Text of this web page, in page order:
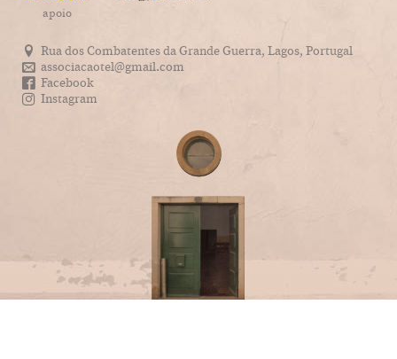
apoio
Rua dos Combatentes da Grande Guerra, Lagos, Portugal
associacaotel@gmail.com
Facebook
Instagram